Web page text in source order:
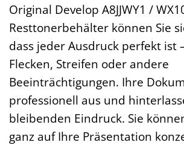
Original Develop A8JJWY1 /
Resttonerbehälter können Sie
dass jeder Ausdruck perfekt ist
Flecken, Streifen oder andere
Beeinträchtigungen. Ihre
professionell aus und
bleibenden Eindruck. Sie
ganz auf Ihre Präsentation